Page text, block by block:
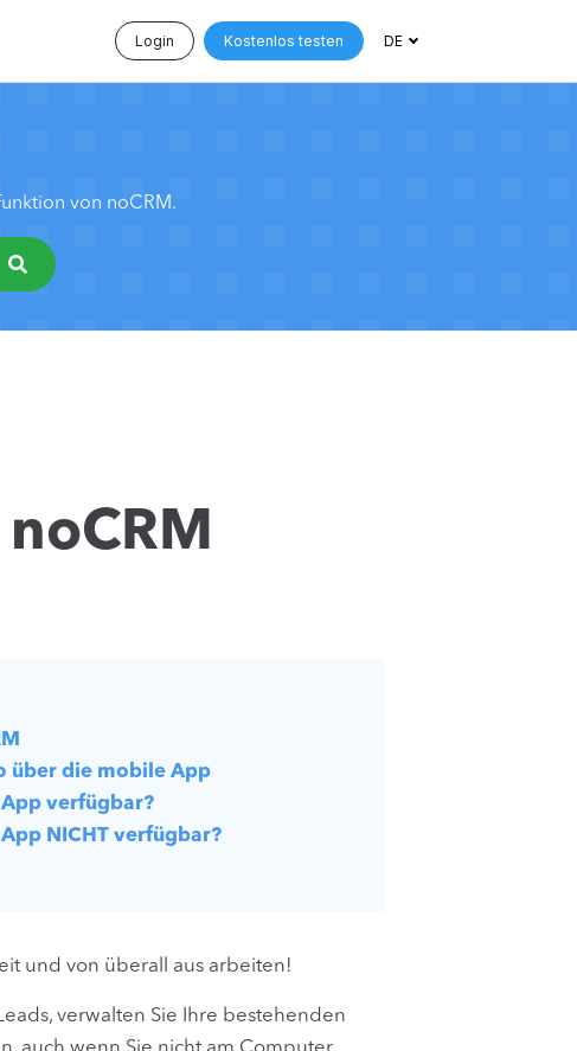
Login Kostenlos testen DE
von noCRM.
über die mobile App
verfügbar?
NICHT verfügbar?
und von überall aus arbeiten!
verwalten Sie Ihre bestehenden